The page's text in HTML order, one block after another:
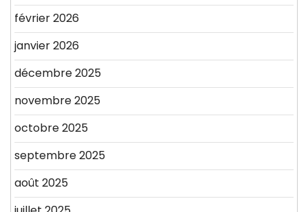
février 2026
janvier 2026
décembre 2025
novembre 2025
octobre 2025
septembre 2025
août 2025